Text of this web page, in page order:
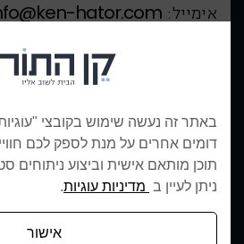
אימייל: hator.com
פרויקטים בשיווק:*5373
סניף תל אביב:יגאל אלון 94
מפת האתר תחומי
פרויקטים
דומים אחרים על מנת לספק לכם
תוכן מותאם אישית וביצוע ניתוחים
ניתן לעיין ב מדיניות עוגיות.
אישור